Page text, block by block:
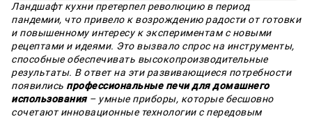
Ландшафт кухни претерпел революцию в период
пандемии, что привело к возрождению радости от готовки
и повышенному интересу к экспериментам с новыми
рецептами и идеями. Это вызвало спрос на инструменты,
способные обеспечивать высокопроизводительные
результаты. В ответ на эти развивающиеся потребности
появились профессиональные печи для домашнего
использования– умные приборы, которые бесшовно
сочетают инновационные технологии с передовым